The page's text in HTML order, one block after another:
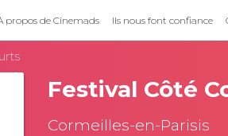
propos de Cinemads Ils nous font confiance
Festival Côté
Cormeilles-en-Parisis